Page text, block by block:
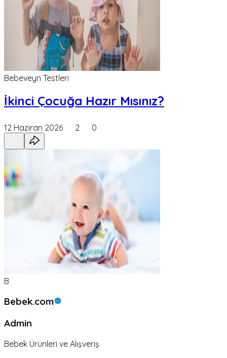
Bebeveyn Testleri
İkinci Çocuğa Hazır Mısınız?
12 Haziran 2026 2 0
B
Bebek.com
Admin
Bebek Ürünleri ve Alışveriş